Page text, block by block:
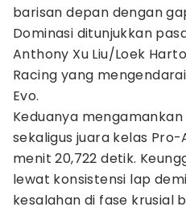
barisan depan dengan
Dominasi ditunjukkan
Anthony Xu Liu/Loek
Racing yang mengendarai
Evo.
Keduanya
sekaligus juara kelas Pro-
menit 20,722 detik.
lewat konsistensi lap
kesalahan di fase krusial